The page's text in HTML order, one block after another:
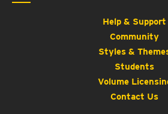
Help & Support
Community
Styles &
Students
Volume
Contact Us